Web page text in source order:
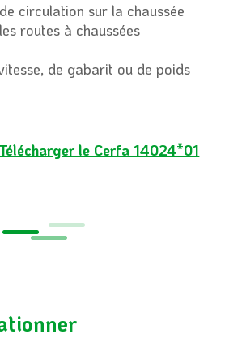
circulation sur la chaussée
routes à chaussées
de gabarit ou de poids
Télécharger le Cerfa 14024*01